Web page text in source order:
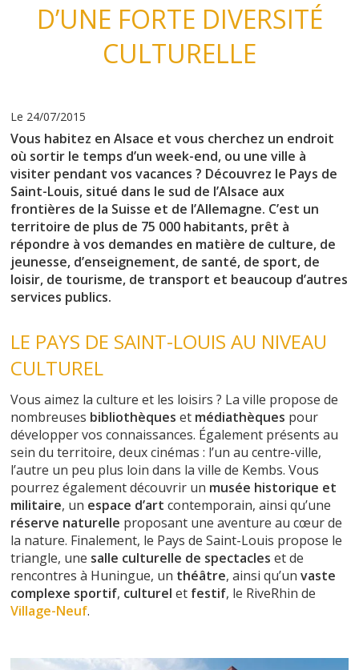
D’UNE FORTE DIVERSITÉ
CULTURELLE
Le 24/07/2015
Vous habitez en Alsace et vous cherchez un endroit
où sortir le temps d’un week-end, ou une ville à
visiter pendant vos vacances ? Découvrez le Pays de
Saint-Louis, situé dans le sud de l’Alsace aux
frontières de la Suisse et de l’Allemagne. C’est un
territoire de plus de 75 000 habitants, prêt à
répondre à vos demandes en matière de culture, de
jeunesse, d’enseignement, de santé, de sport, de
loisir, de tourisme, de transport et beaucoup d’autres
services publics.
LE PAYS DE SAINT-LOUIS AU NIVEAU
CULTUREL
Vous aimez la culture et les loisirs ? La ville propose de
nombreuses bibliothèques et médiathèques pour
développer vos connaissances. Également présents au
sein du territoire, deux cinémas : l’un au centre-ville,
l’autre un peu plus loin dans la ville de Kembs. Vous
pourrez également découvrir un musée historique et
militaire, un espace d’art contemporain, ainsi qu’une
réserve naturelle proposant une aventure au cœur de
la nature. Finalement, le Pays de Saint-Louis propose le
triangle, une salle culturelle de spectacles et de
rencontres à Huningue, un théâtre, ainsi qu’un vaste
complexe sportif, culturel et festif, le RiveRhin de
Village-Neuf.